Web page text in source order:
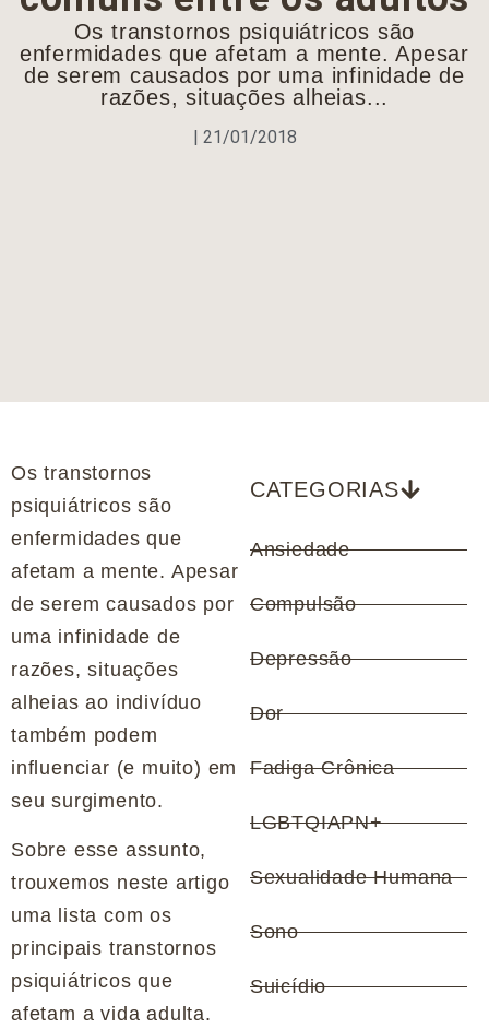
Os transtornos psiquiátricos são
enfermidades que afetam a mente. Apesar
de serem causados por uma infinidade de
razões, situações alheias...
| 21/01/2018
Os transtornos
psiquiátricos são
enfermidades que
afetam a mente. Apesar
de serem causados por
uma infinidade de
razões, situações
alheias ao indivíduo
também podem
influenciar (e muito) em
seu surgimento.
Sobre esse assunto,
trouxemos neste artigo
uma lista com os
principais transtornos
psiquiátricos que
afetam a vida adulta.
CATEGORIAS
Ansiedade
Compulsão
Depressão
Dor
Fadiga Crônica
LGBTQIAPN+
Sexualidade Humana
Sono
Suicídio